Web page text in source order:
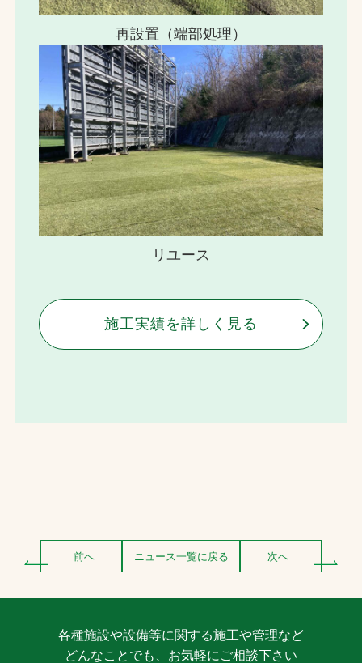
再設置（端部処理）
リユース
施工実績を詳しく見る
前へ ニュース一覧に戻る 次へ
各種施設や設備等に関する施工や管理など
どんなことでも、お気軽にご相談下さい